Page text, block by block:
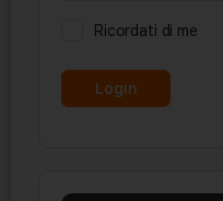
Ricordati di me